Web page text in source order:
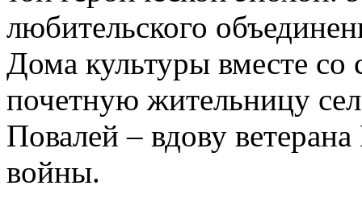
любительского
Дома культуры вместе со
почетную жительницу
Повалей – вдову
войны.